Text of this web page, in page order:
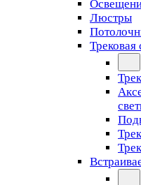
Люстры
Трековая